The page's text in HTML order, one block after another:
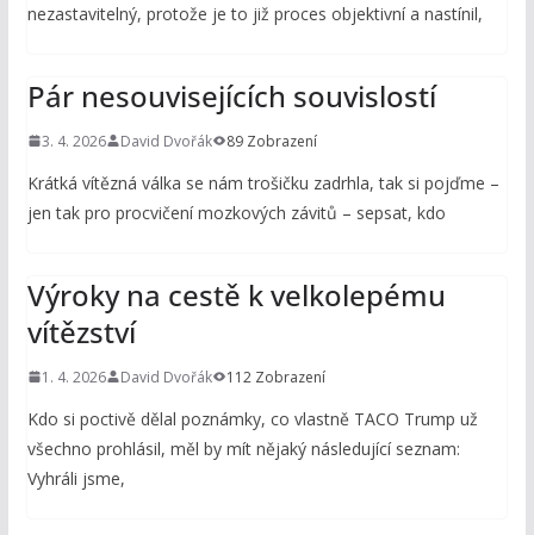
nezastavitelný, protože je to již proces objektivní a nastínil,
Pár nesouvisejících souvislostí
3. 4. 2026 David Dvořák 89 Zobrazení
Krátká vítězná válka se nám trošičku zadrhla, tak si pojďme –
jen tak pro procvičení mozkových závitů – sepsat, kdo
Výroky na cestě k velkolepému
vítězství
1. 4. 2026 David Dvořák 112 Zobrazení
Kdo si poctivě dělal poznámky, co vlastně TACO Trump už
všechno prohlásil, měl by mít nějaký následující seznam:
Vyhráli jsme,